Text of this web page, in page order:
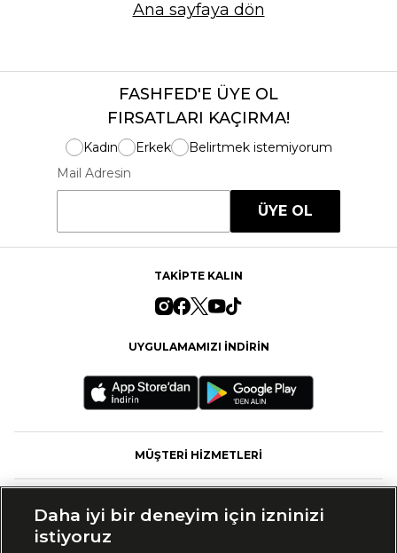
Ana sayfaya dön
FASHFED'E ÜYE OL
FIRSATLARI KAÇIRMA!
Kadın Erkek
Belirtmek istemiyorum
Mail Adresin
ÜYE OL
TAKİPTE KALIN
UYGULAMAMIZI İNDİRİN
MÜŞTERİ HİZMETLERİ
Daha iyi bir deneyim için izninizi
istiyoruz